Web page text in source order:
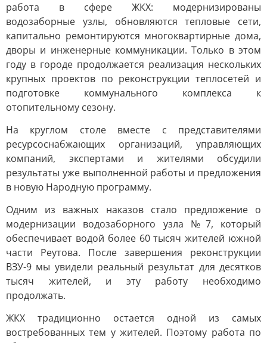
работа в сфере ЖКХ: модернизированы
водозаборные узлы, обновляются тепловые сети,
капитально ремонтируются многоквартирные дома,
дворы и инженерные коммуникации. Только в этом
году в городе продолжается реализация нескольких
крупных проектов по реконструкции теплосетей и
подготовке коммунального комплекса к
отопительному сезону.
На круглом столе вместе с представителями
ресурсоснабжающих организаций, управляющих
компаний, экспертами и жителями обсудили
результаты уже выполненной работы и предложения
в новую Народную программу.
Одним из важных наказов стало предложение о
модернизации водозаборного узла №7, который
обеспечивает водой более 60 тысяч жителей южной
части Реутова. После завершения реконструкции
ВЗУ-9 мы увидели реальный результат для десятков
тысяч жителей, и эту работу необходимо
продолжать.
ЖКХ традиционно остается одной из самых
востребованных тем у жителей. Поэтому работа по